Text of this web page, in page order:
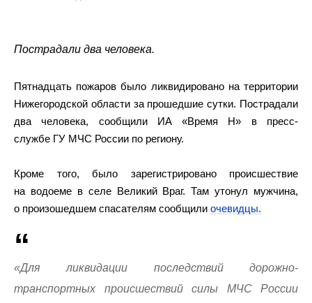
Пострадали два человека.
Пятнадцать пожаров было ликвидировано на территории
Нижегородской области за прошедшие сутки. Пострадали
два человека, сообщили ИА «Время Н» в пресс-
службе ГУ МЧС России по региону.
Кроме того, было зарегистрировано происшествие
на водоеме в селе Великий Враг. Там утонул мужчина,
о произошедшем спасателям сообщили очевидцы.
«Для ликвидации последствий дорожно-
транспортных происшествий силы МЧС России